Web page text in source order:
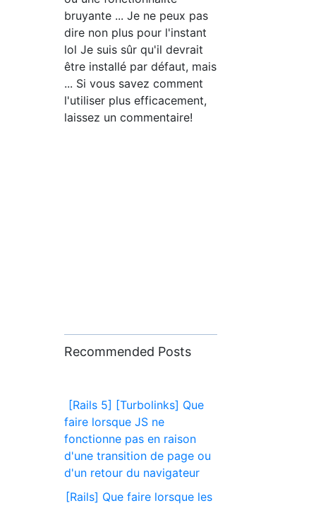
bruyante ... Je ne peux pas
dire non plus pour l'instant
lol Je suis sûr qu'il devrait
être installé par défaut, mais
... Si vous savez comment
l'utiliser plus efficacement,
laissez un commentaire!
Recommended Posts
[Rails 5] [Turbolinks] Que
faire lorsque JS ne
fonctionne pas en raison
d'une transition de page ou
d'un retour du navigateur
[Rails] Que faire lorsque les